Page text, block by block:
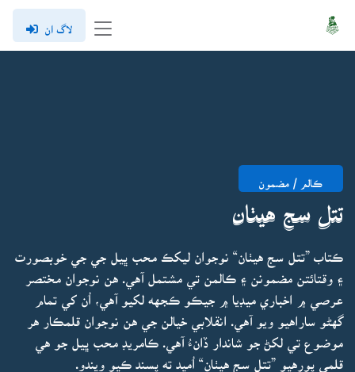
لاگ ان
ڪالم / مضمون
تتل سج هيٺان
ڪتاب ”تتل سج هيٺان“ نوجوان ليکڪ محب ڀيل جي جي خوبصورت
۽ وقتائتن مضمونن ۽ ڪالمن تي مشتمل آهي. هن نوجوان مختصر
عرصي ۾ اخباري ميڊيا ۾ جيڪو ڪجهه لکيو آهي، اُن کي تمام
گهڻو ساراهيو ويو آهي. انقلابي خيالن جي هن نوجوان قلمڪار هر
موضوع تي لکڻ جو شاندار ڏانءُ آهي. ڪامريڊ محب ڀيل جو هي
قلمي پورهيو ”تتل سج هيٺان“ اُميد ته پسند ڪيو ويندو.